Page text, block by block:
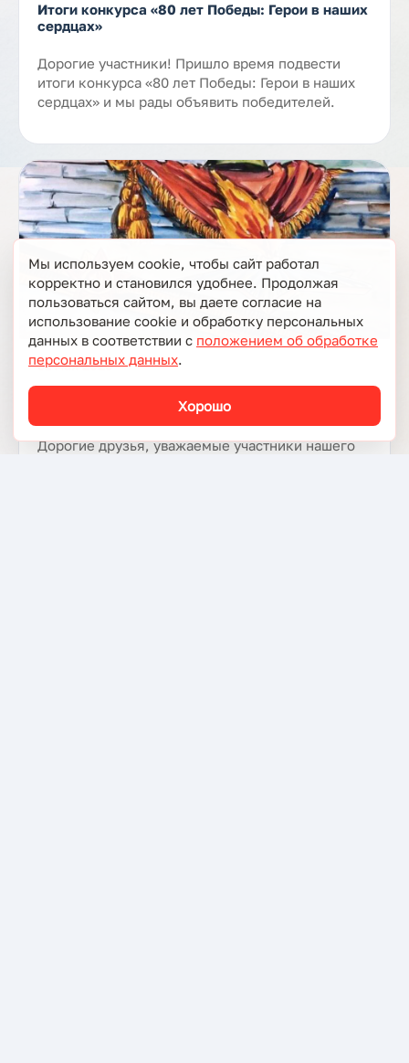
Итоги конкурса «80 лет Победы: Герои в наших
сердцах»
Дорогие участники! Пришло время подвести
итоги конкурса «80 лет Победы: Герои в наших
сердцах» и мы рады объявить победителей.
31 мая 2025
С Днем защиты детей!
Дорогие друзья, уважаемые участники нашего
Мы используем cookie, чтобы сайт работал
корректно и становился удобнее. Продолжая
пользоваться сайтом, вы даете согласие на
использование cookie и обработку персональных
данных в соответствии с положением об обработке
персональных данных.
Хорошо